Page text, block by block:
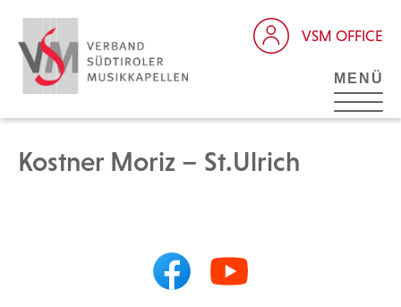
VSM OFFICE
MENÜ
Kostner Moriz – St.Ulrich